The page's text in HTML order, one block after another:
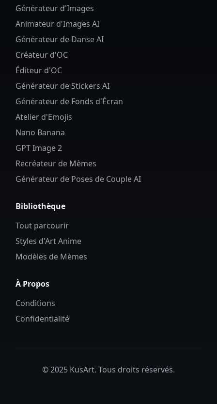
Générateur d'Images
Animateur d'Images AI
Générateur de Danse AI
Créateur d'OC
Éditeur d'OC
Générateur de Stickers AI
Générateur de Fonds d'Écran
Atelier d'Emojis
Nano Banana
GPT Image 2
Recréateur de Mèmes
Générateur de Poses de Couple AI
Bibliothèque
Tout parcourir
Styles d'Art Anime
Modèles de Mèmes
À Propos
Conditions
Confidentialité
© 2025 KusArt. Tous droits réservés.